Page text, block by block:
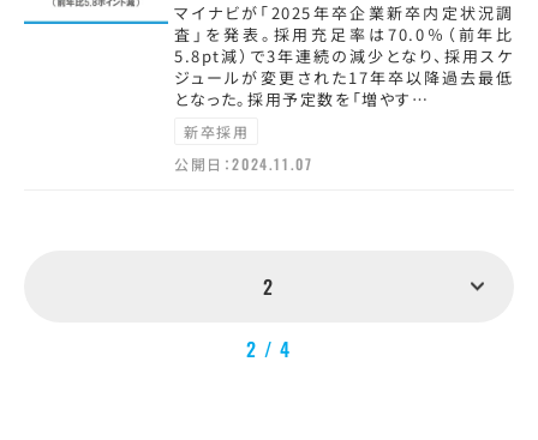
マイナビが「2025年卒企業新卒内定状況調
査」を発表。採用充足率は70.0％（前年比
5.8pt減）で3年連続の減少となり、採用スケ
ジュールが変更された17年卒以降過去最低
となった。採用予定数を「増やす…
新卒採用
公開日：2024.11.07
2
2 / 4